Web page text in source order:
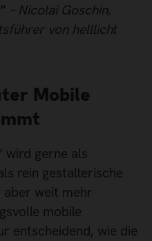
– Nicolai Goschin,
von helllicht
Mobile
wird gerne als
rein gestalterische
aber weit mehr
mobile
entscheidend, wie die